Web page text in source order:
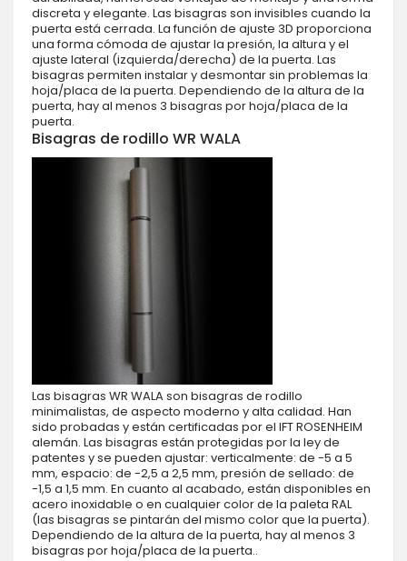
discreta y elegante. Las bisagras son invisibles cuando la
puerta está cerrada. La función de ajuste 3D proporciona
una forma cómoda de ajustar la presión, la altura y el
ajuste lateral (izquierda/derecha) de la puerta. Las
bisagras permiten instalar y desmontar sin problemas la
hoja/placa de la puerta. Dependiendo de la altura de la
puerta, hay al menos 3 bisagras por hoja/placa de la
puerta.
Bisagras de rodillo WR WALA
Las bisagras WR WALA son bisagras de rodillo
minimalistas, de aspecto moderno y alta calidad. Han
sido probadas y están certificadas por el IFT ROSENHEIM
alemán. Las bisagras están protegidas por la ley de
patentes y se pueden ajustar: verticalmente: de -5 a 5
mm, espacio: de -2,5 a 2,5 mm, presión de sellado: de
-1,5 a 1,5 mm. En cuanto al acabado, están disponibles en
acero inoxidable o en cualquier color de la paleta RAL
(las bisagras se pintarán del mismo color que la puerta).
Dependiendo de la altura de la puerta, hay al menos 3
bisagras por hoja/placa de la puerta..